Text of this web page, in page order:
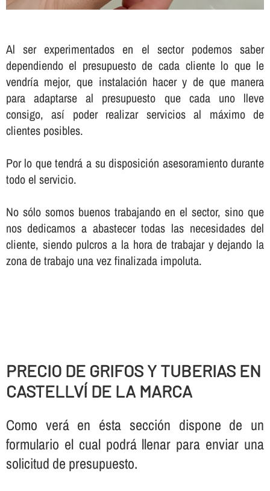
Al ser experimentados en el sector podemos saber
dependiendo el presupuesto de cada cliente lo que le
vendrí­a mejor, que instalación hacer y de que manera
para adaptarse al presupuesto que cada uno lleve
consigo, así­ poder realizar servicios al máximo de
clientes posibles.
Por lo que tendrá a su disposición asesoramiento durante
todo el servicio.
No sólo somos buenos trabajando en el sector, sino que
nos dedicamos a abastecer todas las necesidades del
cliente, siendo pulcros a la hora de trabajar y dejando la
zona de trabajo una vez finalizada impoluta.
PRECIO DE GRIFOS Y TUBERIAS EN
CASTELLVÍ DE LA MARCA
Como verá en ésta sección dispone de un
formulario el cual podrá llenar para enviar una
solicitud de presupuesto.